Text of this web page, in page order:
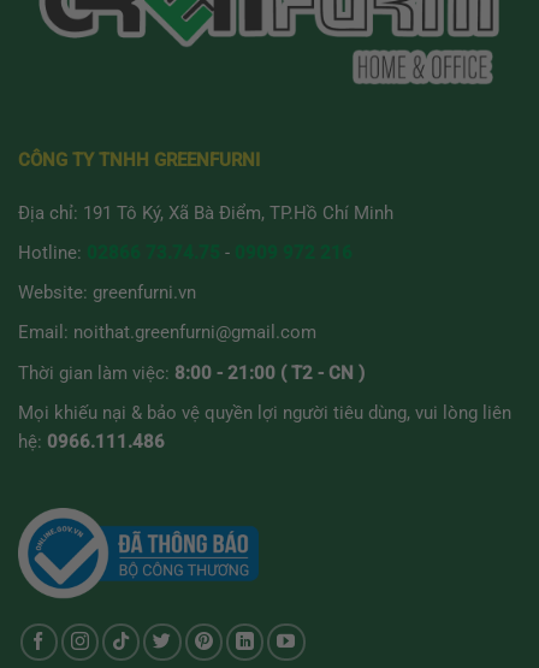
CÔNG TY TNHH GREENFURNI
Địa chỉ: 191 Tô Ký, Xã Bà Điểm, TP.Hồ Chí Minh
Hotline:
-
Website: greenfurni.vn
Email: noithat.greenfurni@gmail.com
Thời gian làm việc: 8:00 - 21:00 ( T2 - CN )
Mọi khiếu nại & bảo vệ quyền lợi người tiêu dùng, vui lòng liên
hệ: 0966.111.486